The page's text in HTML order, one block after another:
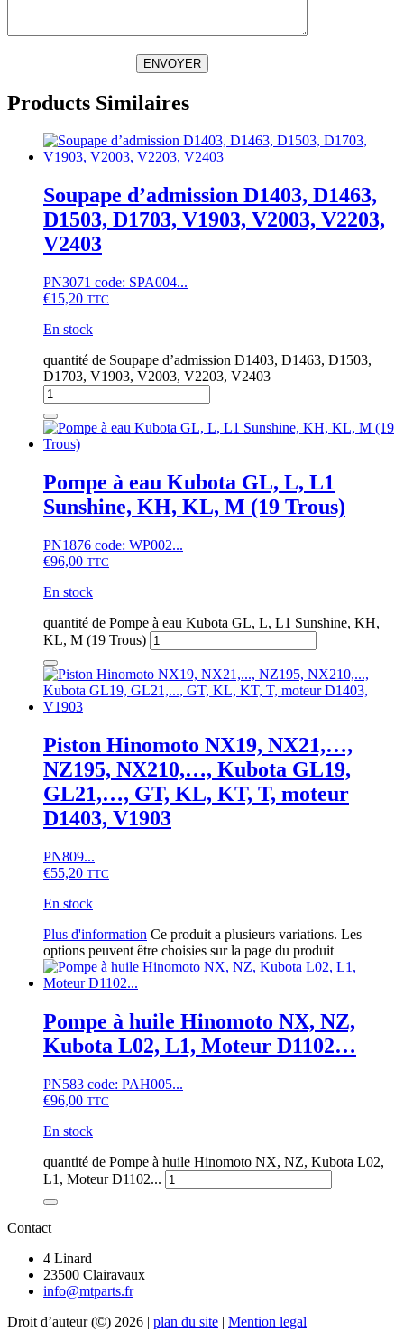
ENVOYER
Products Similaires
Soupape d’admission D1403, D1463,
D1503, D1703, V1903, V2003, V2203,
V2403
PN3071 code: SPA004...
€15,20 TTC
En stock
quantité de Soupape d’admission D1403, D1463, D1503,
D1703, V1903, V2003, V2203, V2403
Pompe à eau Kubota GL, L, L1
Sunshine, KH, KL, M (19 Trous)
PN1876 code: WP002...
€96,00 TTC
En stock
quantité de Pompe à eau Kubota GL, L, L1 Sunshine, KH,
KL, M (19 Trous)
Piston Hinomoto NX19, NX21,…,
NZ195, NX210,…, Kubota GL19,
GL21,…, GT, KL, KT, T, moteur
D1403, V1903
PN809...
€55,20 TTC
En stock
Plus d'information Ce produit a plusieurs variations. Les
options peuvent être choisies sur la page du produit
Pompe à huile Hinomoto NX, NZ,
Kubota L02, L1, Moteur D1102…
PN583 code: PAH005...
€96,00 TTC
En stock
quantité de Pompe à huile Hinomoto NX, NZ, Kubota L02,
L1, Moteur D1102...
Contact
4 Linard
23500 Clairavaux
info@mtparts.fr
Droit d’auteur (©) 2026 | plan du site | Mention legal